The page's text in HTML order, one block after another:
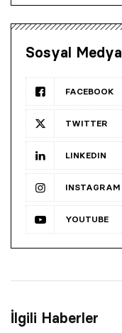
Sosyal Medya
FACEBOOK
TWITTER
LINKEDIN
INSTAGRAM
YOUTUBE
İlgili Haberler